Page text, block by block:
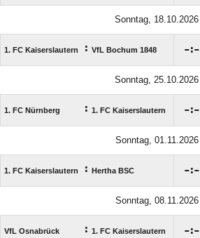
Sonntag, 18.10.2026
1. FC Kaiserslautern : VfL Bochum 1848 :
Sonntag, 25.10.2026
1. FC Nürnberg : 1. FC Kaiserslautern :
Sonntag, 01.11.2026
1. FC Kaiserslautern : Hertha BSC :
Sonntag, 08.11.2026
VfL Osnabrück : 1. FC Kaiserslautern :